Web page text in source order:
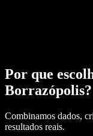
Por que
Borrazópolis?
Combinamos dados,
resultados reais.